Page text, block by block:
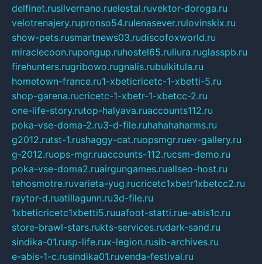
delfinet.rusilvernano.ruelestal.ruvektor-doroga.ru
velotrenajery.rupronso54.rulenasever.rulovinskix.ru
show-pets.rusmartnews03.rudiscofoxworld.ru
miraclecoon.rupongup.ruhostel65.ruliura.ruglasspb.ru
firehunters.rugribowo.rugnalis.rubulkitula.ru
hometown-france.ru1-xbeticricetc-1-xbetti-5.ru
shop-garena.rucricetc-1-xbetr-1-xbetcc-2.ru
one-life-story.rutop-halyava.ruaccounts112.ru
poka-vse-doma-2.ru3-d-file.ruhahahaharms.ru
g2012.rutst-1.rushaggy-cat.ruopsmgr.ruev-gallery.ru
g-2012.ruops-mgr.ruaccounts-112.rucsm-demo.ru
poka-vse-doma2.ruairgungames.ruallseo-host.ru
tehosmotre.ruvarieta-yug.rucricetc1xbetr1xbetcc2.ru
raytor-d.ruatillagunn.ru3d-file.ru
1xbeticricetc1xbetti5.ruuafoot-statti.rue-abis1c.ru
store-brawl-stars.rukts-services.rudark-sand.ru
sindika-01.rusp-life.rux-legion.rusib-archives.ru
e-abis-1-c.rusindika01.ruvenda-festival.ru